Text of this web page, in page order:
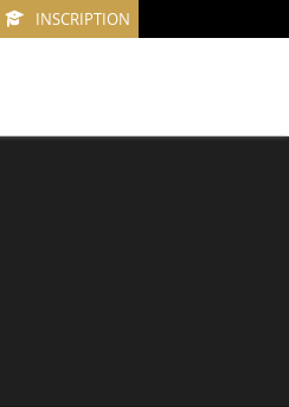
INSCRIPTION